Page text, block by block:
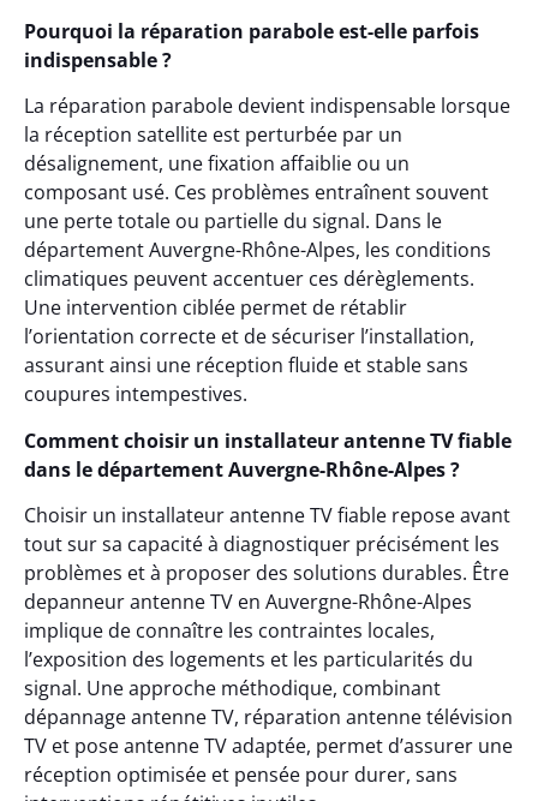
Pourquoi la réparation parabole est-elle parfois
indispensable ?
La réparation parabole devient indispensable lorsque
la réception satellite est perturbée par un
désalignement, une fixation affaiblie ou un
composant usé. Ces problèmes entraînent souvent
une perte totale ou partielle du signal. Dans le
département Auvergne-Rhône-Alpes, les conditions
climatiques peuvent accentuer ces dérèglements.
Une intervention ciblée permet de rétablir
l’orientation correcte et de sécuriser l’installation,
assurant ainsi une réception fluide et stable sans
coupures intempestives.
Comment choisir un installateur antenne TV fiable
dans le département Auvergne-Rhône-Alpes ?
Choisir un installateur antenne TV fiable repose avant
tout sur sa capacité à diagnostiquer précisément les
problèmes et à proposer des solutions durables. Être
depanneur antenne TV en Auvergne-Rhône-Alpes
implique de connaître les contraintes locales,
l’exposition des logements et les particularités du
signal. Une approche méthodique, combinant
dépannage antenne TV, réparation antenne télévision
TV et pose antenne TV adaptée, permet d’assurer une
réception optimisée et pensée pour durer, sans